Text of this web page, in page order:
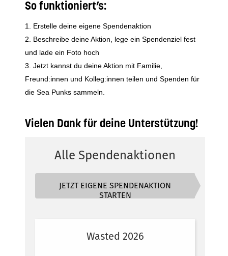
So funktioniert’s:
Erstelle deine eigene Spendenaktion
Beschreibe deine Aktion, lege ein Spendenziel fest
und lade ein Foto hoch
Jetzt kannst du deine Aktion mit Familie,
Freund:innen und Kolleg:innen teilen und Spenden für
die Sea Punks sammeln.
Vielen Dank für deine Unterstützung!